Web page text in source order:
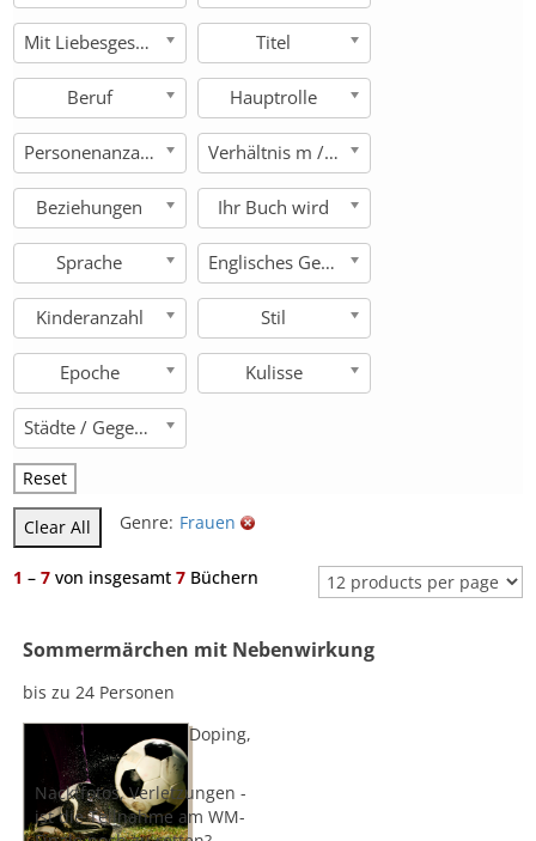
Mit Liebesgeschichte Titel
Beruf Hauptrolle
Personenanzahl Verhältnis m / w
Beziehungen Ihr Buch wird
Sprache Englisches Genre
Kinderanzahl Stil
Epoche Kulisse
Städte / Gegenden
Reset
Clear All Genre: Frauen
1 –7 von insgesamt7 Büchern
Sommermärchen mit Nebenwirkung
bis zu 24 Personen
Doping,
Nacktfotos, Verletzungen -
ist die Teilnahme am WM-